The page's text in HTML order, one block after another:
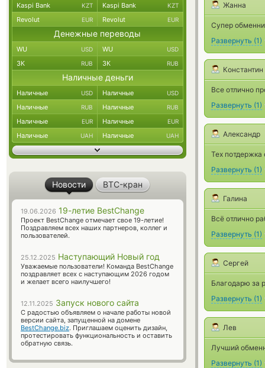
Жанна
Супер
Развернуть (1)
Константин
Все отлично
Развернуть (1)
Александр
Тех потдержка
Развернуть (1)
Галина
Всё отлично
Развернуть (1)
Сергей
Благодарю за
Развернуть (1)
Лев
Лучший
Развернуть (1)
Kaspi Bank KZT Kaspi Bank KZT
Revolut EUR Revolut EUR
Денежные переводы
WU USD WU USD
ЗК RUB ЗК RUB
Наличные деньги
Наличные USD Наличные USD
Наличные RUB Наличные RUB
Наличные EUR Наличные EUR
Наличные UAH Наличные UAH
Новости BTC-кран
19.06.2026 19-летие BestChange
Проект BestChange отмечает свое 19-летие!
Поздравляем всех наших партнеров, коллег и
пользователей.
25.12.2025 Наступающий Новый год
Уважаемые пользователи! Команда BestChange
поздравляет всех с наступающим 2026 годом
и желает всего наилучшего!
12.11.2025 Запуск нового сайта
С радостью объявляем о начале работы новой
версии сайта, запущенной на домене
BestChange.biz. Приглашаем оценить дизайн,
протестировать функциональность и оставить
обратную связь.